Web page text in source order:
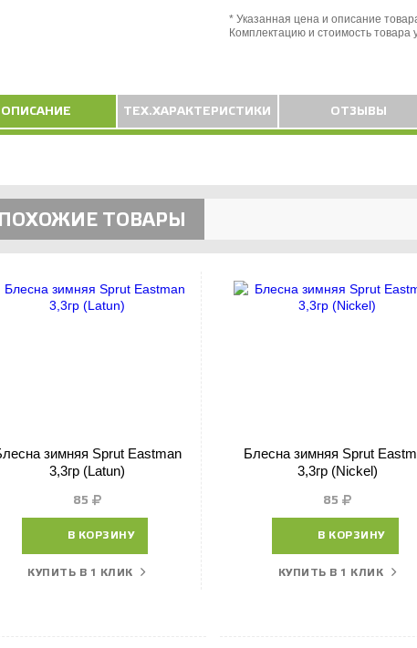
* Указанная цена и описание
Комплектацию и стоимость товара
ОПИСАНИЕ ТЕХ.ХАРАКТЕРИСТИКИ ОТЗЫВЫ
ТОВАРЫ
зимняя Sprut Eastman
3,3гр (Latun)
85
В КОРЗИНУ
КУПИТЬ В 1 КЛИК
Блесна зимняя Sprut
3,3гр (Nickel)
85
В КОРЗИНУ
КУПИТЬ В 1 КЛИК